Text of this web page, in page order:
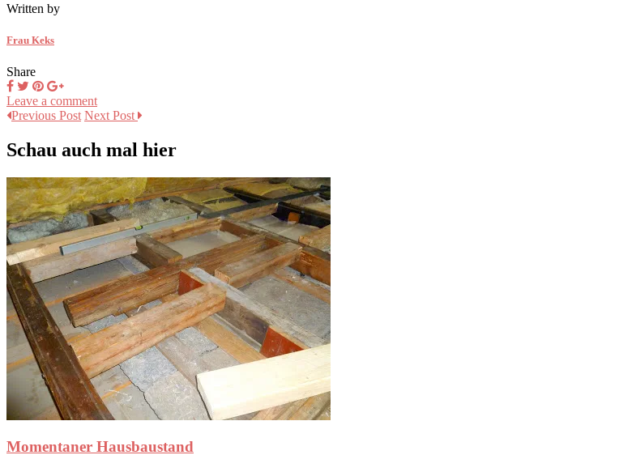
Written by
Frau Keks
Share
Leave a comment
Previous Post Next Post
Schau auch mal hier
Momentaner Hausbaustand